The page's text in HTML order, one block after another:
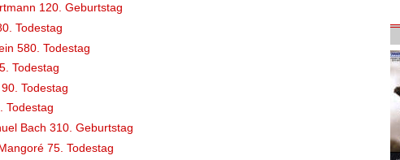
120. Geburtstag
Todestag
580. Todestag
Todestag
Todestag
Todestag
Bach 310. Geburtstag
75. Todestag